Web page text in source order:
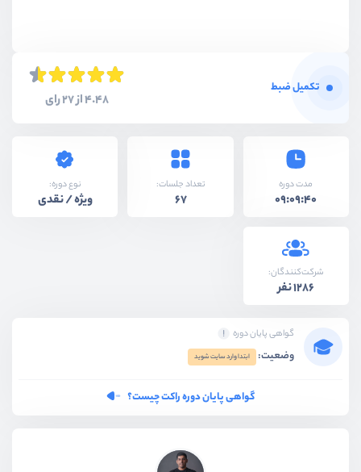
تکمیل ضبط
4.48 از 27 رای
مدت دوره
09:09:40
تعداد جلسات:
67
نوع دوره:
ویژه / نقدی
شرکت‌کنندگان:
1286 نفر
گواهی پایان دوره
وضعیت: ابتدا وارد سایت شوید
گواهی پایان دوره راکت چیست؟